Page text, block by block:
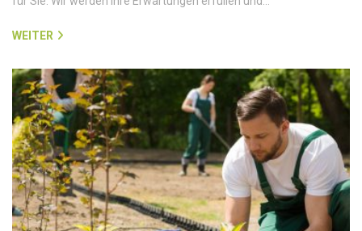
WEITER